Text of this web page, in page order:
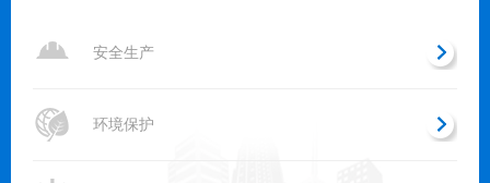
安全生产
环境保护